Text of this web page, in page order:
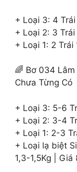
+ Loại 3: 4
+ Loại 2: 3
+ Loại 1: 2
🌈 Bơ 034
Chưa Từng Có
+ Loại 3: 5-6
+ Loại 2: 3-4
+ Loại 1: 2-3
+ Loại lạ biệt
1,3-1,5Kg |